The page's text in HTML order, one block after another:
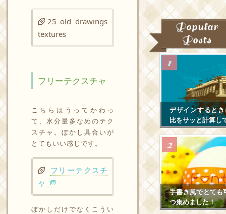
25 old drawings
textures
フリーテクスチャ
こちらはうってかわっ
て、水分量多なめのテク
スチャ。ぼかし具合いが
とてもいい感じです。
フリーテクスチ
ャ
ぼかしだけでなくこうい
Popular
Posts
デザインすると
比をサッと計算し
手書き風でとても
つ集めました！